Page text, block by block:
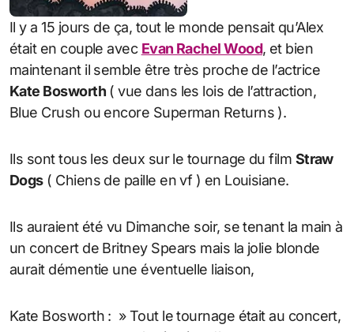
Il y a 15 jours de ça, tout le monde pensait qu’Alex
était en couple avec Evan Rachel Wood, et bien
maintenant il semble être très proche de l’actrice
Kate Bosworth( vue dans les lois de l’attraction,
Blue Crush ou encore Superman Returns ).
Ils sont tous les deux sur le tournage du film Straw
Dogs( Chiens de paille en vf ) en Louisiane.
Ils auraient été vu Dimanche soir, se tenant la main à
un concert de Britney Spears mais la jolie blonde
aurait démentie une éventuelle liaison,
Kate Bosworth : » Tout le tournage était au concert,